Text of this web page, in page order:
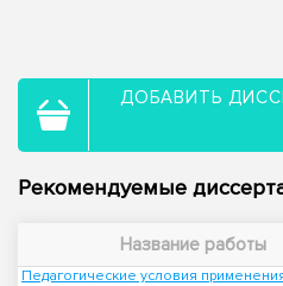
ДОБАВИТЬ
Рекомендуемые
Название работы
Педагогические условия